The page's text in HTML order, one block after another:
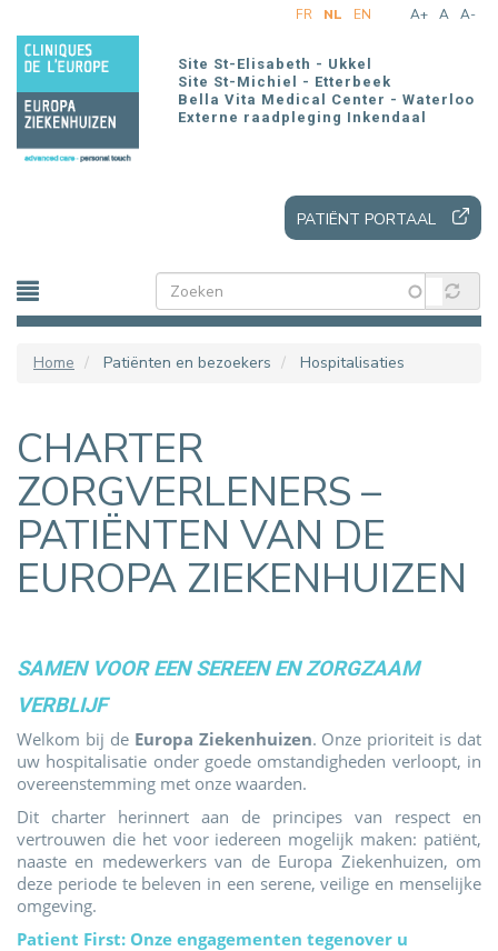
en
naar
inhoud
gaan
A+ A A-
FR NL EN
Site St-Elisabeth - Ukkel
Site St-Michiel - Etterbeek
Bella Vita Medical Center - Waterloo
Externe raadpleging Inkendaal
PATIËNT PORTAAL
Home Patiënten en bezoekers Hospitalisaties
CHARTER
ZORGVERLENERS –
PATIËNTEN VAN DE
EUROPA ZIEKENHUIZEN
SAMEN VOOR EEN SEREEN EN ZORGZAAM
VERBLIJF
Welkom bij de Europa Ziekenhuizen. Onze prioriteit is dat
uw hospitalisatie onder goede omstandigheden verloopt, in
overeenstemming met onze waarden.
Dit charter herinnert aan de principes van respect en
vertrouwen die het voor iedereen mogelijk maken: patiënt,
naaste en medewerkers van de Europa Ziekenhuizen, om
deze periode te beleven in een serene, veilige en menselijke
omgeving.
Patient First: Onze engagementen tegenover u